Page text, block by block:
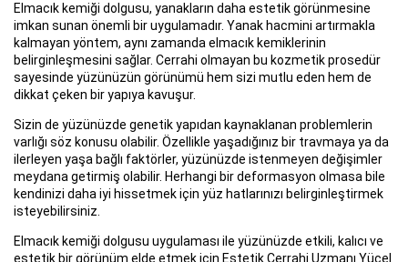
Elmacık kemiği dolgusu, yanakların daha estetik görünmesine
imkan sunan önemli bir uygulamadır. Yanak hacmini artırmakla
kalmayan yöntem, aynı zamanda elmacık kemiklerinin
belirginleşmesini sağlar. Cerrahi olmayan bu kozmetik prosedür
sayesinde yüzünüzün görünümü hem sizi mutlu eden hem de
dikkat çeken bir yapıya kavuşur.
Sizin de yüzünüzde genetik yapıdan kaynaklanan problemlerin
varlığı söz konusu olabilir. Özellikle yaşadığınız bir travmaya ya da
ilerleyen yaşa bağlı faktörler, yüzünüzde istenmeyen değişimler
meydana getirmiş olabilir. Herhangi bir deformasyon olmasa bile
kendinizi daha iyi hissetmek için yüz hatlarınızı belirginleştirmek
isteyebilirsiniz.
Elmacık kemiği dolgusu uygulaması ile yüzünüzde etkili, kalıcı ve
estetik bir görünüm elde etmek için Estetik Cerrahi Uzmanı Yücel